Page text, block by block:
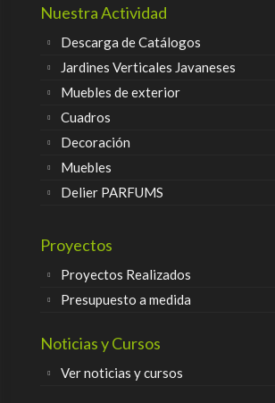
Nuestra Actividad
Descarga de Catálogos
Jardines Verticales Javaneses
Muebles de exterior
Cuadros
Decoración
Muebles
Delier PARFUMS
Proyectos
Proyectos Realizados
Presupuesto a medida
Noticias y Cursos
Ver noticias y cursos